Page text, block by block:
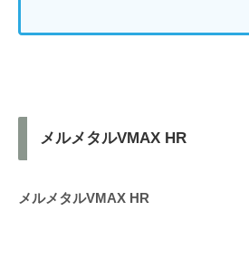
メルメタルVMAX HR
メルメタルVMAX HR